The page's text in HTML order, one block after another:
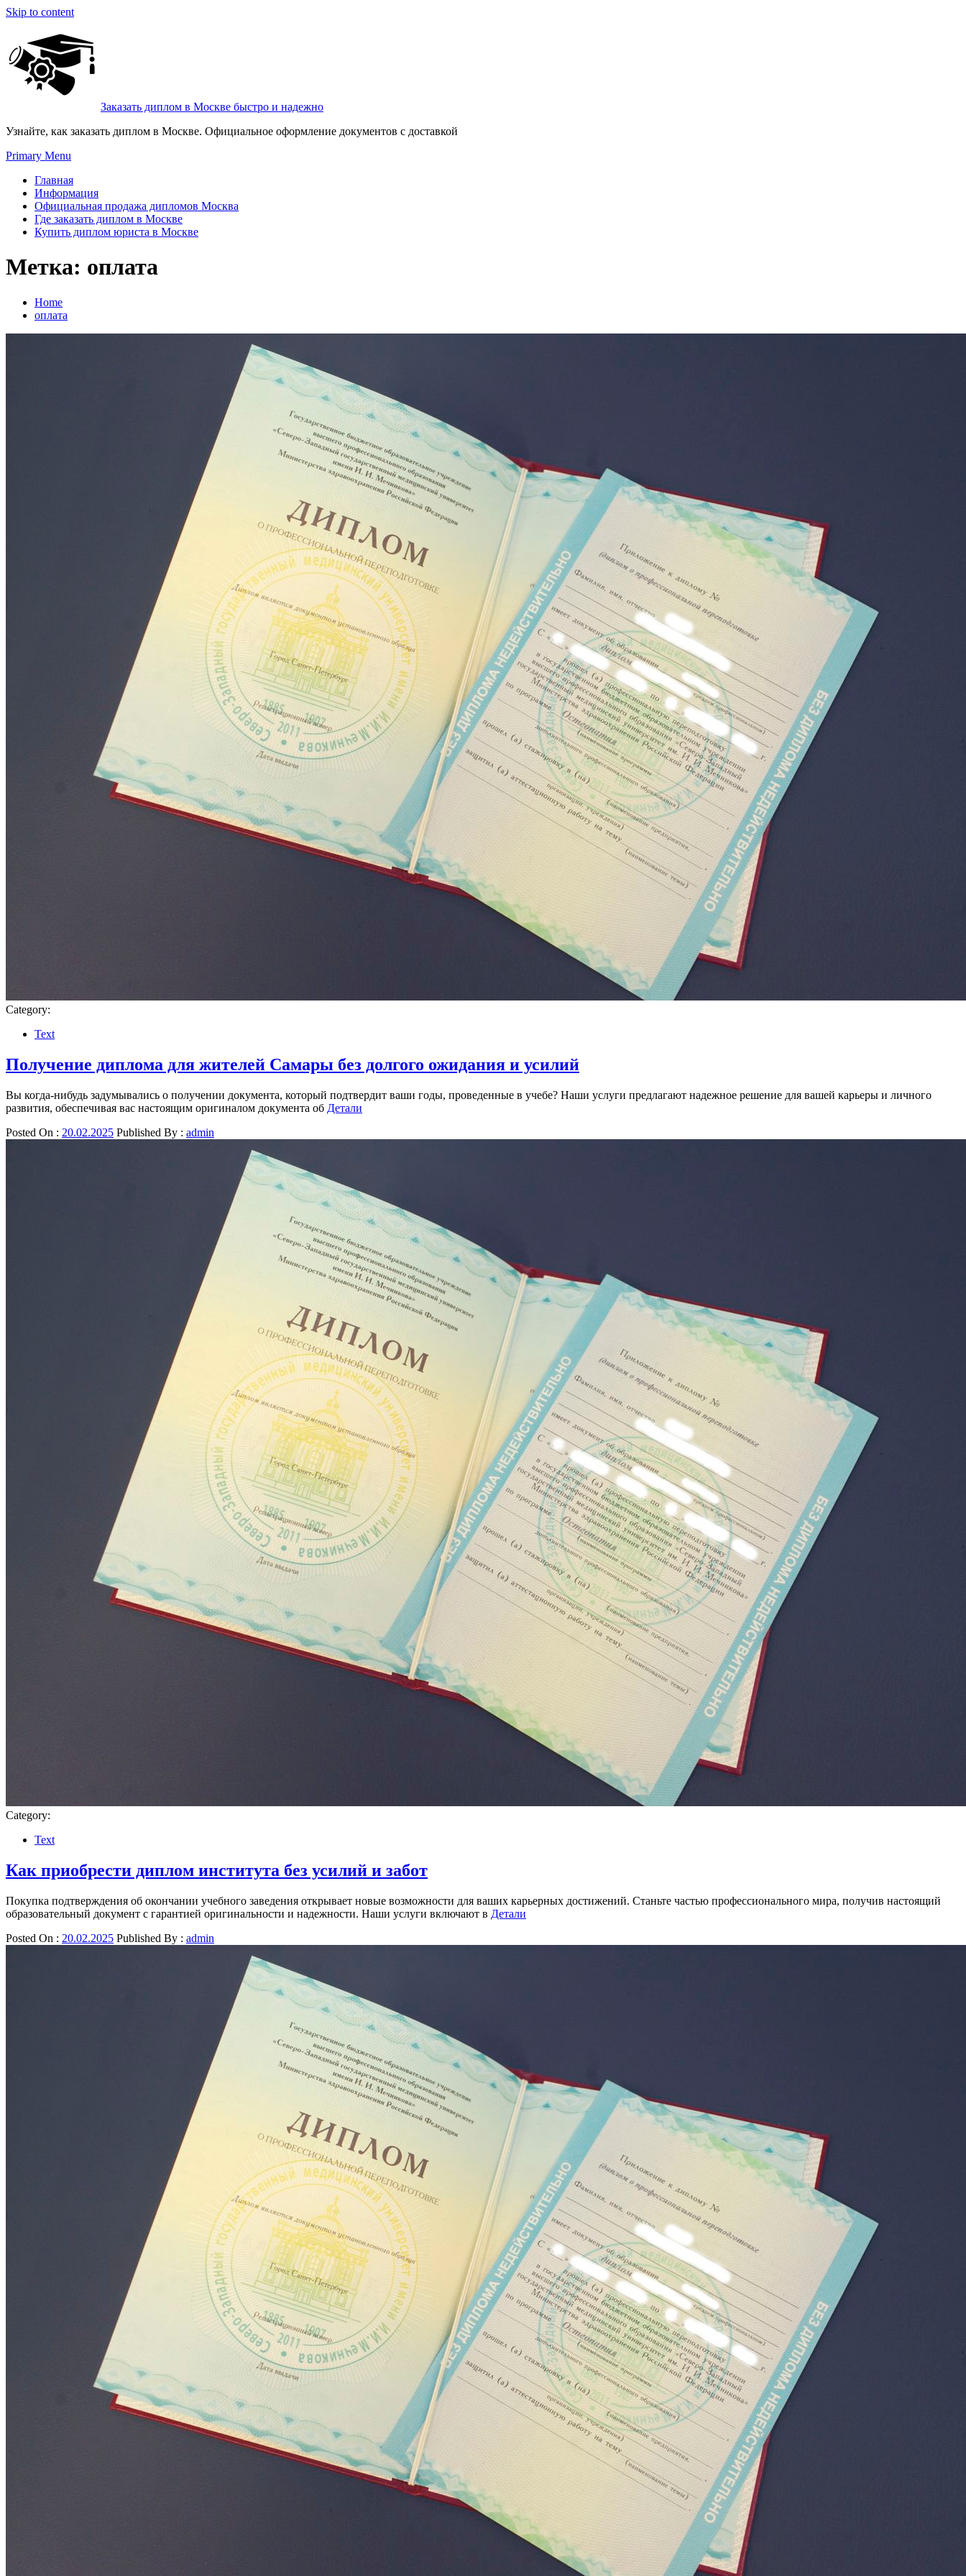
Skip to content
Заказать диплом в Москве быстро и надежно
Узнайте, как заказать диплом в Москве. Официальное оформление документов с доставкой
Primary Menu
Главная
Информация
Официальная продажа дипломов Москва
Где заказать диплом в Москве
Купить диплом юриста в Москве
Метка: оплата
Home
оплата
Category:
Text
Получение диплома для жителей Самары без долгого ожидания и усилий
Вы когда-нибудь задумывались о получении документа, который подтвердит ваши годы, проведенные в учебе? Наши услуги предлагают надежное решение для вашей карьеры и личного
развития, обеспечивая вас настоящим оригиналом документа об Детали
Posted On : 20.02.2025 Published By : admin
Category:
Text
Как приобрести диплом института без усилий и забот
Покупка подтверждения об окончании учебного заведения открывает новые возможности для ваших карьерных достижений. Станьте частью профессионального мира, получив настоящий
образовательный документ с гарантией оригинальности и надежности. Наши услуги включают в Детали
Posted On : 20.02.2025 Published By : admin